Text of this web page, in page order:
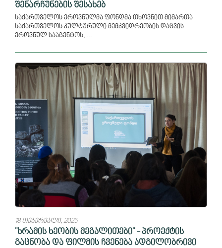
შენარჩუნების შესახებ
საქართველოს ეროვნულმა ფონდმა თხოვნით მიმართა
საქართველოს კულტურული მემკვიდრეობის დაცვის
ეროვნულ სააგენტოს, ...
18 თებერვალი, 2025
"ხრამის ხეობის მეგალითები" - პროექტის
გაცნობა და ფილმის ჩვენება ადგილობრივი